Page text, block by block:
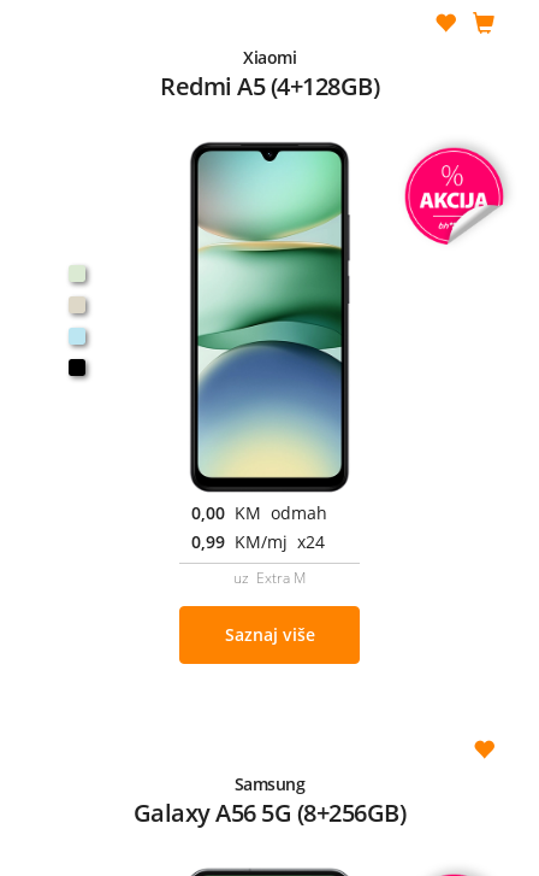
Xiaomi
Redmi A5 (4+128GB)
0,00 KM odmah
0,99 KM/mj x24
uz Extra M
Saznaj više
Samsung
Galaxy A56 5G (8+256GB)